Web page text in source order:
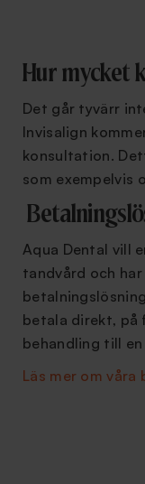
Hur mycket
Det går tyvärr
Invisalign
konsultation.
som exempelvis
Aqua Dental vill
tandvård och
betala direkt, på
behandling till
Läs mer om våra